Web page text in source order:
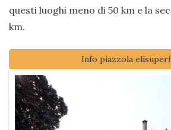
questi luoghi meno di 50 km e la
km.
Info piazzola